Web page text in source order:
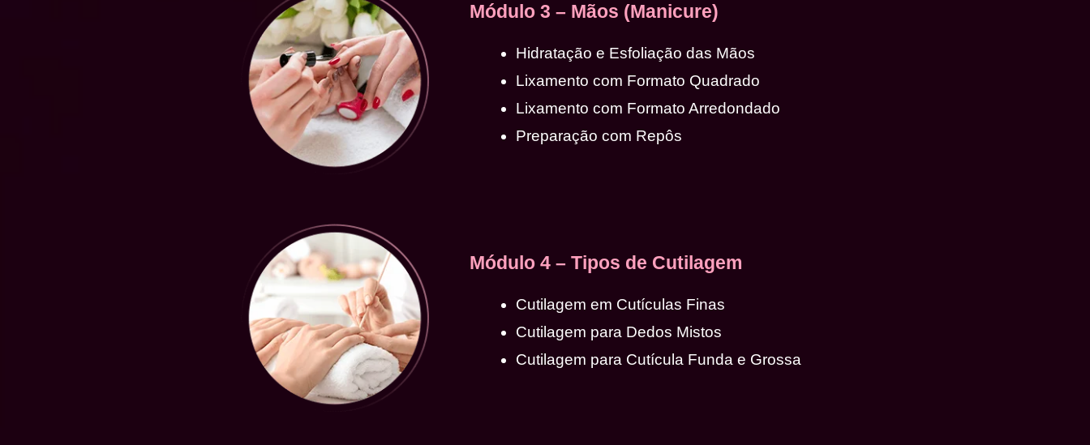
Módulo 3 – Mãos (Manicure)
Hidratação e Esfoliação das Mãos
Lixamento com Formato Quadrado
Lixamento com Formato Arredondado
Preparação com Repôs
Módulo 4 – Tipos de Cutilagem
Cutilagem em Cutículas Finas
Cutilagem para Dedos Mistos
Cutilagem para Cutícula Funda e Grossa